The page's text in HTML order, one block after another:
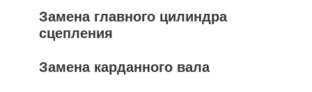
Замена главного цилиндра
сцепления
Замена карданного вала